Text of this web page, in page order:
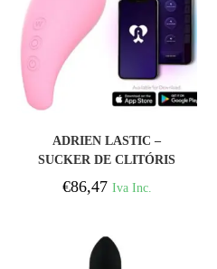
ADRIEN LASTIC –
SUCKER DE CLITÓRIS
ROSA REVELATION –
APLICATIVO GRATUITO
€86,47 Iva Inc.